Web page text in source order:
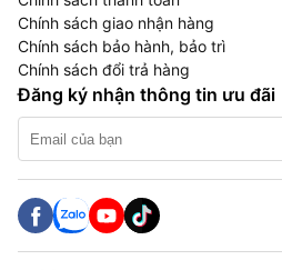
Chính sách giao nhận hàng
Chính sách bảo hành, bảo trì
Chính sách đổi trả hàng
Đăng ký nhận thông tin ưu đãi